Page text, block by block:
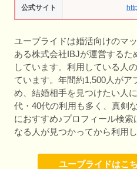
公式サイト
ユーブライドは婚活向けのマ
ある株式会社IBJが運営する
しています。利用している人
ています。年間約1,500人がア
め、結婚相手を見つけたい人
代・40代の利用も多く、真剣
におすすめ♪プロフィール検
なる人が見つかってから利用
ユーブライドはこ